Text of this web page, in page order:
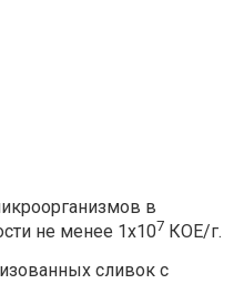
в
не менее 1х107 КОЕ/г.
сливок с